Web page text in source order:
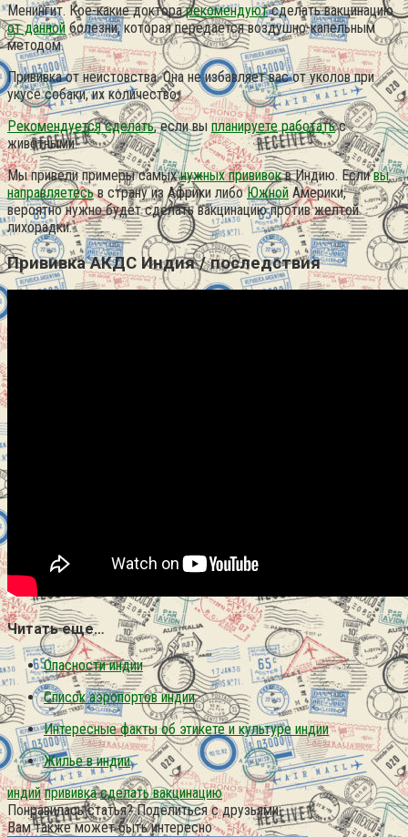
Менингит. Кое-какие докторарекомендуютсделать вакцинацию
от данной болезни, которая передается воздушно-капельным
методом.
Прививка от неистовства. Она не избавляет вас от уколов при
укусе собаки, их количество.
Рекомендуется сделать, если вы планируете работатьс
животными.
Мы привели примеры самыхнужных прививокв Индию. Есливы
направляетесьв страну из Африки либоЮжной Америки,
вероятно нужно будет сделать вакцинацию против желтой
лихорадки.
Прививка АКДС Индия / последствия
Читать еще…
Опасности индии
Список аэропортов индии
Интересные факты об этикете и культуре индии
Жилье в индии
индий прививка сделать вакцинацию
Понравилась статья? Поделиться с друзьями:
Вам также может быть интересно